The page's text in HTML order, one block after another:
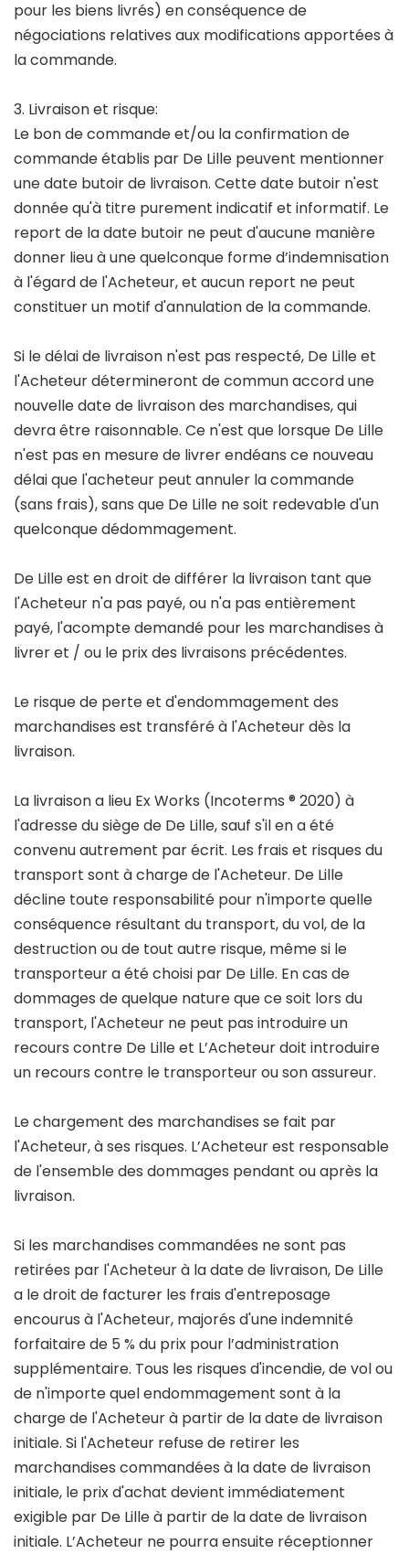
pour les biens livrés) en conséquence de
négociations relatives aux modifications apportées à
la commande.
3. Livraison et risque:
Le bon de commande et/ou la confirmation de
commande établis par De Lille peuvent mentionner
une date butoir de livraison. Cette date butoir n'est
donnée qu'à titre purement indicatif et informatif. Le
report de la date butoir ne peut d'aucune manière
donner lieu à une quelconque forme d’indemnisation
à l'égard de l'Acheteur, et aucun report ne peut
constituer un motif d'annulation de la commande.
Si le délai de livraison n'est pas respecté, De Lille et
l'Acheteur détermineront de commun accord une
nouvelle date de livraison des marchandises, qui
devra être raisonnable. Ce n'est que lorsque De Lille
n'est pas en mesure de livrer endéans ce nouveau
délai que l'acheteur peut annuler la commande
(sans frais), sans que De Lille ne soit redevable d'un
quelconque dédommagement.
De Lille est en droit de différer la livraison tant que
l'Acheteur n'a pas payé, ou n'a pas entièrement
payé, l'acompte demandé pour les marchandises à
livrer et / ou le prix des livraisons précédentes.
Le risque de perte et d'endommagement des
marchandises est transféré à l'Acheteur dès la
livraison.
La livraison a lieu Ex Works (Incoterms ® 2020) à
l'adresse du siège de De Lille, sauf s'il en a été
convenu autrement par écrit. Les frais et risques du
transport sont à charge de l'Acheteur. De Lille
décline toute responsabilité pour n'importe quelle
conséquence résultant du transport, du vol, de la
destruction ou de tout autre risque, même si le
transporteur a été choisi par De Lille. En cas de
dommages de quelque nature que ce soit lors du
transport, l'Acheteur ne peut pas introduire un
recours contre De Lille et L’Acheteur doit introduire
un recours contre le transporteur ou son assureur.
Le chargement des marchandises se fait par
l'Acheteur, à ses risques. L’Acheteur est responsable
de l'ensemble des dommages pendant ou après la
livraison.
Si les marchandises commandées ne sont pas
retirées par l'Acheteur à la date de livraison, De Lille
a le droit de facturer les frais d'entreposage
encourus à l'Acheteur, majorés d'une indemnité
forfaitaire de 5 % du prix pour l’administration
supplémentaire. Tous les risques d'incendie, de vol ou
de n'importe quel endommagement sont à la
charge de l'Acheteur à partir de la date de livraison
initiale. Si l'Acheteur refuse de retirer les
marchandises commandées à la date de livraison
initiale, le prix d'achat devient immédiatement
exigible par De Lille à partir de la date de livraison
initiale. L’Acheteur ne pourra ensuite réceptionner